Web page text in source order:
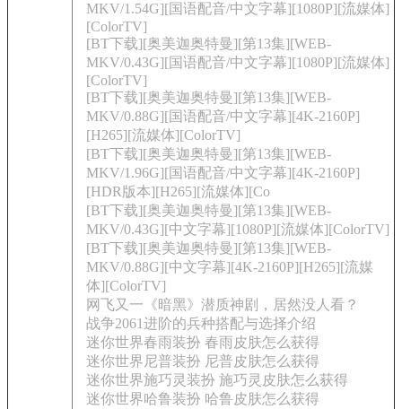
MKV/1.54G][国语配音/中文字幕][1080P][流媒体]
[ColorTV]
[BT下载][奥美迦奥特曼][第13集][WEB-
MKV/0.43G][国语配音/中文字幕][1080P][流媒体]
[ColorTV]
[BT下载][奥美迦奥特曼][第13集][WEB-
MKV/0.88G][国语配音/中文字幕][4K-2160P]
[H265][流媒体][ColorTV]
[BT下载][奥美迦奥特曼][第13集][WEB-
MKV/1.96G][国语配音/中文字幕][4K-2160P]
[HDR版本][H265][流媒体][Co
[BT下载][奥美迦奥特曼][第13集][WEB-
MKV/0.43G][中文字幕][1080P][流媒体][ColorTV]
[BT下载][奥美迦奥特曼][第13集][WEB-
MKV/0.88G][中文字幕][4K-2160P][H265][流媒
体][ColorTV]
网飞又一《暗黑》潜质神剧，居然没人看？
战争2061进阶的兵种搭配与选择介绍
迷你世界春雨装扮 春雨皮肤怎么获得
迷你世界尼普装扮 尼普皮肤怎么获得
迷你世界施巧灵装扮 施巧灵皮肤怎么获得
迷你世界哈鲁装扮 哈鲁皮肤怎么获得